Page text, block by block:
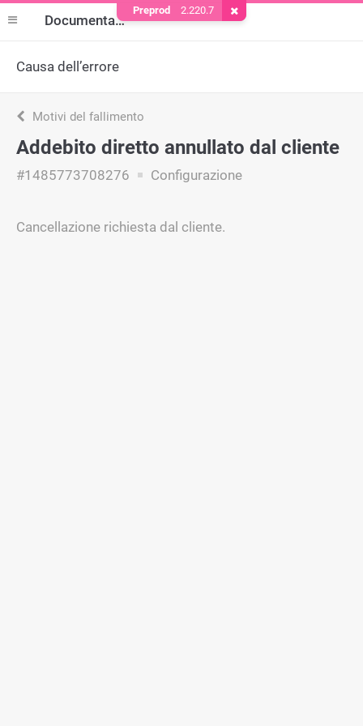
Documentazione
Causa dell’errore
Motivi del fallimento
Addebito diretto annullato dal cliente
#1485773708276 Configurazione
Cancellazione richiesta dal cliente.
Preprod 2.220.7 Rimuovere il cookie